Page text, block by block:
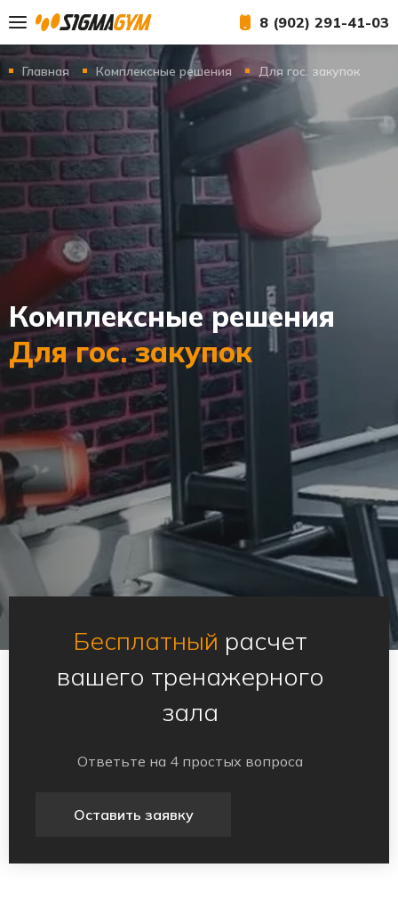
8 (902) 291-41-03
Главная Комплексные решения Для гос. закупок
Комплексные решения
Для гос. закупок
Бесплатный расчет
вашего тренажерного
зала
Ответьте на 4 простых вопроса
Оставить заявку